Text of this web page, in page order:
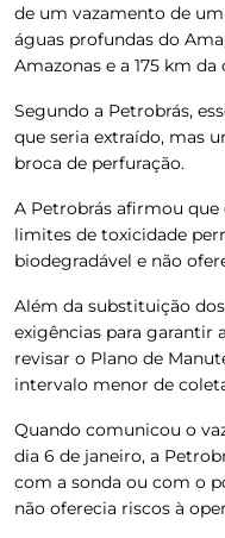
de um vazamento de
águas profundas do
Amazonas e a 175 km da
Segundo a Petrobrás,
que seria extraído, mas
broca de perfuração.
A Petrobrás afirmou
limites de toxicidade
biodegradável e não
Além da substituição
exigências para garantir
revisar o Plano de
intervalo menor de
Quando comunicou o
dia 6 de janeiro, a
com a sonda ou com o
não oferecia riscos à